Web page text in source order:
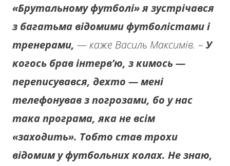
«Брутальному футболі» я зустрічався
з багатьма відомими футболістами і
тренерами, — каже Василь Максимів. – У
когось брав інтерв’ю, з кимось —
переписувався, дехто — мені
телефонував з погрозами, бо у нас
така програма, яка не всім
«заходить». Тобто став трохи
відомим у футбольних колах. Не знаю,